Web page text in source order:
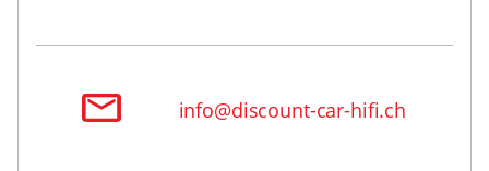
info@discount-car-hifi.ch